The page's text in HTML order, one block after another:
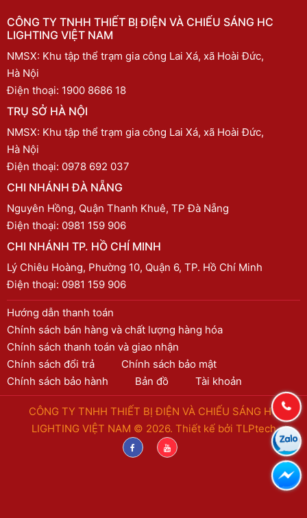
CÔNG TY TNHH THIẾT BỊ ĐIỆN VÀ CHIẾU SÁNG HC
LIGHTING VIỆT NAM
NMSX: Khu tập thể trạm gia công Lai Xá, xã Hoài Đức,
Hà Nội
Điện thoại: 1900 8686 18
TRỤ SỞ HÀ NỘI
NMSX: Khu tập thể trạm gia công Lai Xá, xã Hoài Đức,
Hà Nội
Điện thoại: 0978 692 037
CHI NHÁNH ĐÀ NẴNG
Nguyên Hồng, Quận Thanh Khuê, TP Đà Nẵng
Điện thoại: 0981 159 906
CHI NHÁNH TP. HỒ CHÍ MINH
Lý Chiêu Hoàng, Phường 10, Quận 6, TP. Hồ Chí Minh
Điện thoại: 0981 159 906
Hướng dẫn thanh toán
Chính sách bán hàng và chất lượng hàng hóa
Chính sách thanh toán và giao nhận
Chính sách đổi trả
Chính sách bảo mật
Chính sách bảo hành
Bản đồ Tài khoản
CÔNG TY TNHH THIẾT BỊ ĐIỆN VÀ CHIẾU SÁNG HC
LIGHTING VIỆT NAM © 2026. Thiết kế bởi TLPtech